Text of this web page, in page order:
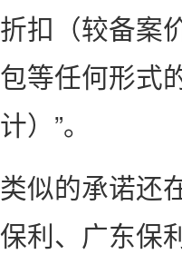
折扣（较备案
包等任何形式
计）”。
类似的承诺还
保利、广东保